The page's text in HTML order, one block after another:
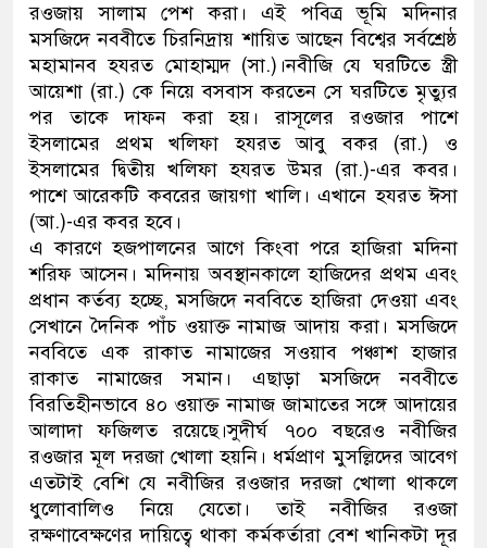
জনগণ পরিবর্তন চেয়েছে বলেই
প্রধানমন্ত্রী
মিরপুর মডেল থানার অভিযানে ৯০
মাদক কারবারি গ্রেফতার
২৮ লাখ টাকার জাল নোটসহ দুইজনকে
থানা পুলিশ
যেকোনো সময় বেনজীরের প্রত্যাবর্তন
নেতৃত্ব ও গণতন্ত্রের মূর্তমান প্রতীক
রওজায় সালাম পেশ করা। এই পবিত্র ভূমি মদিনার
মসজিদে নববীতে চিরনিদ্রায় শায়িত আছেন বিশ্বের সর্বশ্রেষ্ঠ
মহামানব হযরত মোহাম্মদ (সা.)।নবীজি যে ঘরটিতে স্ত্রী
আয়েশা (রা.) কে নিয়ে বসবাস করতেন সে ঘরটিতে মৃত্যুর
পর তাকে দাফন করা হয়। রাসূলের রওজার পাশে
ইসলামের প্রথম খলিফা হযরত আবু বকর (রা.) ও
ইসলামের দ্বিতীয় খলিফা হযরত উমর (রা.)-এর কবর।
পাশে আরেকটি কবরের জায়গা খালি। এখানে হযরত ঈসা
(আ.)-এর কবর হবে।
এ কারণে হজপালনের আগে কিংবা পরে হাজিরা মদিনা
শরিফ আসেন। মদিনায় অবস্থানকালে হাজিদের প্রথম এবং
প্রধান কর্তব্য হচ্ছে, মসজিদে নববিতে হাজিরা দেওয়া এবং
সেখানে দৈনিক পাঁচ ওয়াক্ত নামাজ আদায় করা। মসজিদে
নববিতে এক রাকাত নামাজের সওয়াব পঞ্চাশ হাজার
রাকাত নামাজের সমান। এছাড়া মসজিদে নববীতে
বিরতিহীনভাবে ৪০ ওয়াক্ত নামাজ জামাতের সঙ্গে আদায়ের
আলাদা ফজিলত রয়েছে।সুদীর্ঘ ৭০০ বছরেও নবীজির
রওজার মূল দরজা খোলা হয়নি। ধর্মপ্রাণ মুসল্লিদের আবেগ
এতটাই বেশি যে নবীজির রওজার দরজা খোলা থাকলে
ধুলোবালিও নিয়ে যেতো। তাই নবীজির রওজা
রক্ষণাবেক্ষণের দায়িত্বে থাকা কর্মকর্তারা বেশ খানিকটা দূর